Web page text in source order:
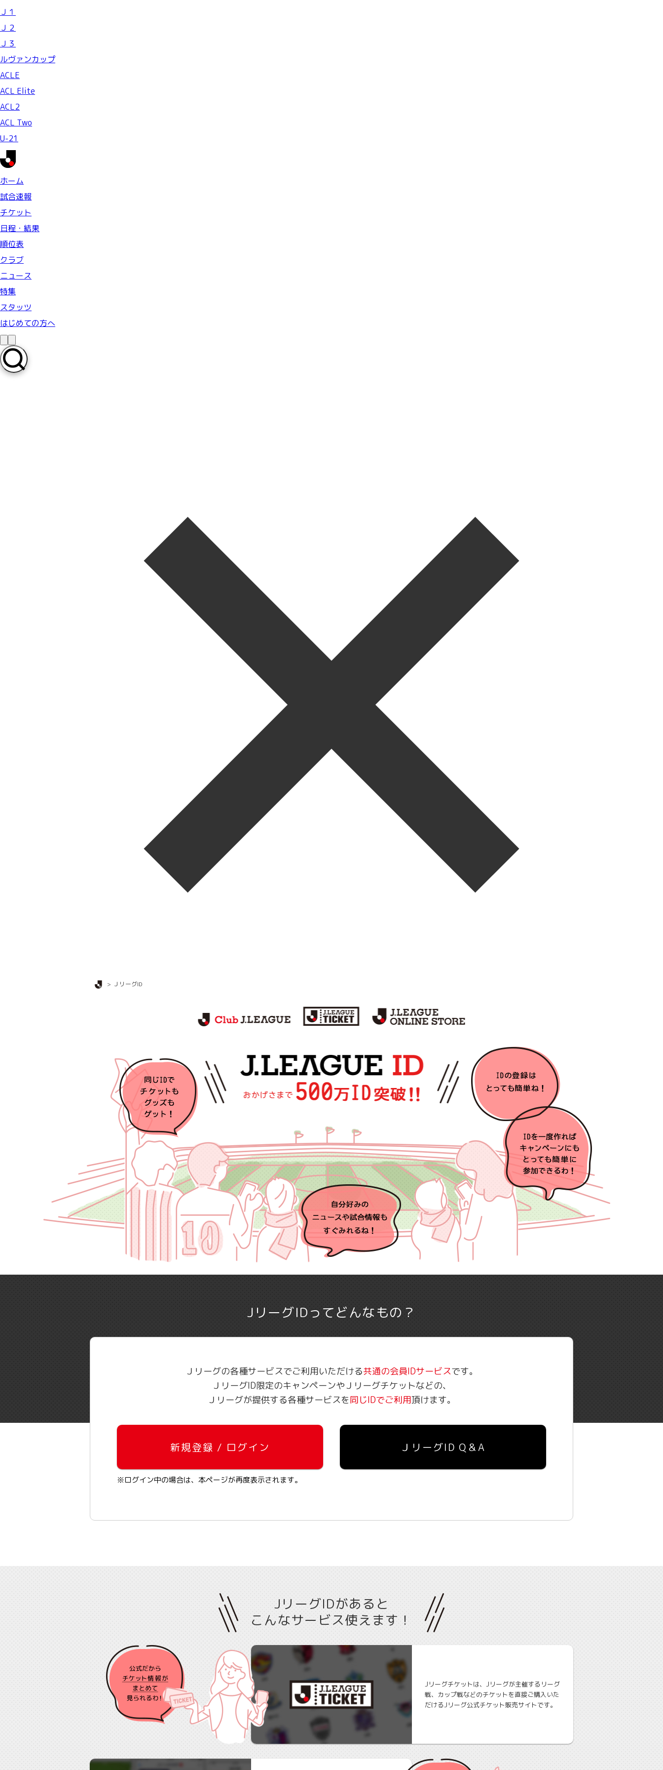
Ｊリーグ TOP
ＪリーグID
JリーグIDってどんなもの？
Ｊリーグの各種サービスでご利用いただける共通の会員IDサービスです。
ＪリーグID限定のキャンペーンやＪリーグチケットなどの、
Ｊリーグが提供する各種サービスを同じIDでご利用頂けます。
新規登録 / ログイン ＪリーグID Q＆A
※ログイン中の場合は、本ページが再度表示されます。
JリーグIDがあると
こんなサービス使えます！
Jリーグチケットは、Jリーグが主催するリーグ
戦、カップ戦などのチケットを直接ご購入いた
だけるJリーグ公式チケット販売サイトです。